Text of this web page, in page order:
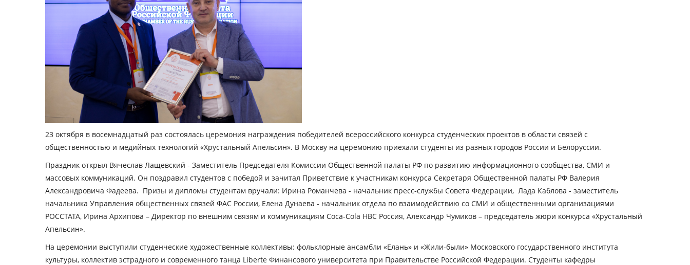
23 октября в восемнадцатый раз состоялась церемония награждения победителей всероссийского конкурса студенческих проектов в области связей с
общественностью и медийных технологий «Хрустальный Апельсин». В Москву на церемонию приехали студенты из разных городов России и Белоруссии.
Праздник открыл Вячеслав Лащевский - Заместитель Председателя Комиссии Общественной палаты РФ по развитию информационного сообщества, СМИ и
массовых коммуникаций. Он поздравил студентов с победой и зачитал Приветствие к участникам конкурса Секретаря Общественной палаты РФ Валерия
Александровича Фадеева. Призы и дипломы студентам вручали: Ирина Романчева - начальник пресс-службы Совета Федерации, Лада Каблова - заместитель
начальника Управления общественных связей ФАС России, Елена Дунаева - начальник отдела по взаимодействию со СМИ и общественными организациями
РОССТАТА, Ирина Архипова – Директор по внешним связям и коммуникациям Coca-Cola HBC Россия, Александр Чумиков – председатель жюри конкурса «Хрустальный
Апельсин».
На церемонии выступили студенческие художественные коллективы: фольклорные ансамбли «Елань» и «Жили-были» Московского государственного института
культуры, коллектив эстрадного и современного танца Liberte Финансового университета при Правительстве Российской Федерации. Студенты кафедры